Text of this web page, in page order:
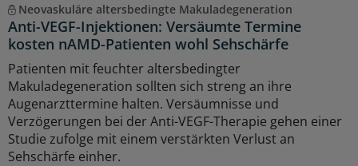
Neovaskuläre altersbedingte Makuladegeneration
Anti-VEGF-Injektionen: Versäumte Termine
kosten nAMD-Patienten wohl Sehschärfe
Patienten mit feuchter altersbedingter
Makuladegeneration sollten sich streng an ihre
Augenarzttermine halten. Versäumnisse und
Verzögerungen bei der Anti-VEGF-Therapie gehen einer
Studie zufolge mit einem verstärkten Verlust an
Sehschärfe einher.